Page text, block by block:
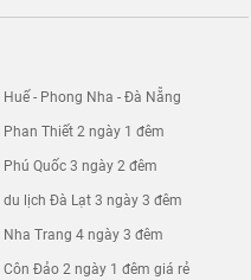
Huế - Phong Nha - Đà Nẵng
Phan Thiết 2 ngày 1 đêm
Phú Quốc 3 ngày 2 đêm
du lịch Đà Lạt 3 ngày 3 đêm
Nha Trang 4 ngày 3 đêm
Côn Đảo 2 ngày 1 đêm giá rẻ